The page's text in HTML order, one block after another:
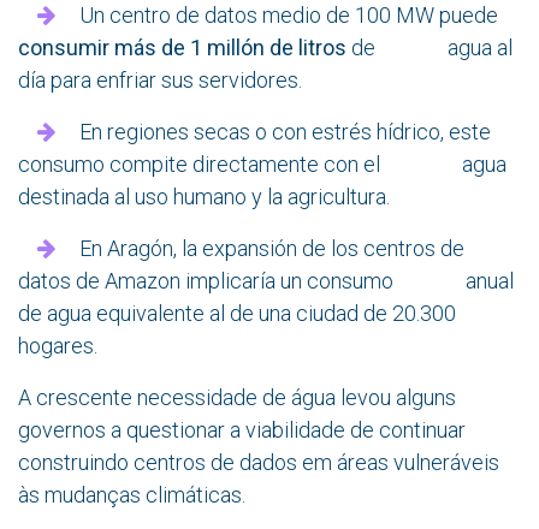
Un centro de datos medio de 100 MW puede
consumir más de 1 millón de litros de agua al
día para enfriar sus servidores.
En regiones secas o con estrés hídrico, este
consumo compite directamente con el agua
destinada al uso humano y la agricultura.
En Aragón, la expansión de los centros de
datos de Amazon implicaría un consumo anual
de agua equivalente al de una ciudad de 20.300
hogares.
A crescente necessidade de água levou alguns
governos a questionar a viabilidade de continuar
construindo centros de dados em áreas vulneráveis
às mudanças climáticas.